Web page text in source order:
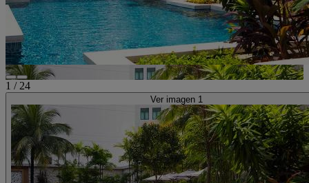
1 / 24
Ver imagen 1